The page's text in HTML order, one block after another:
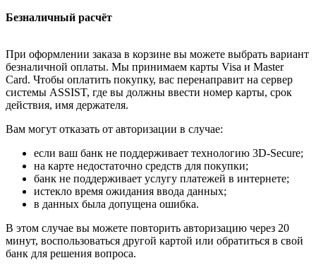
Безналичный расчёт
При оформлении заказа в корзине вы можете выбрать вариант
безналичной оплаты. Мы принимаем карты Visa и Master
Card. Чтобы оплатить покупку, вас перенаправит на сервер
системы ASSIST, где вы должны ввести номер карты, срок
действия, имя держателя.
Вам могут отказать от авторизации в случае:
если ваш банк не поддерживает технологию 3D-Secure;
на карте недостаточно средств для покупки;
банк не поддерживает услугу платежей в интернете;
истекло время ожидания ввода данных;
в данных была допущена ошибка.
В этом случае вы можете повторить авторизацию через 20
минут, воспользоваться другой картой или обратиться в свой
банк для решения вопроса.